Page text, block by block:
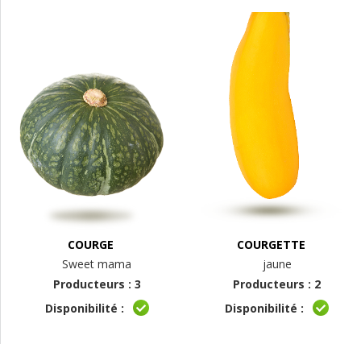
COURGE
Sweet mama
Producteurs : 3
Disponibilité :
COURGETTE
jaune
Producteurs : 2
Disponibilité :